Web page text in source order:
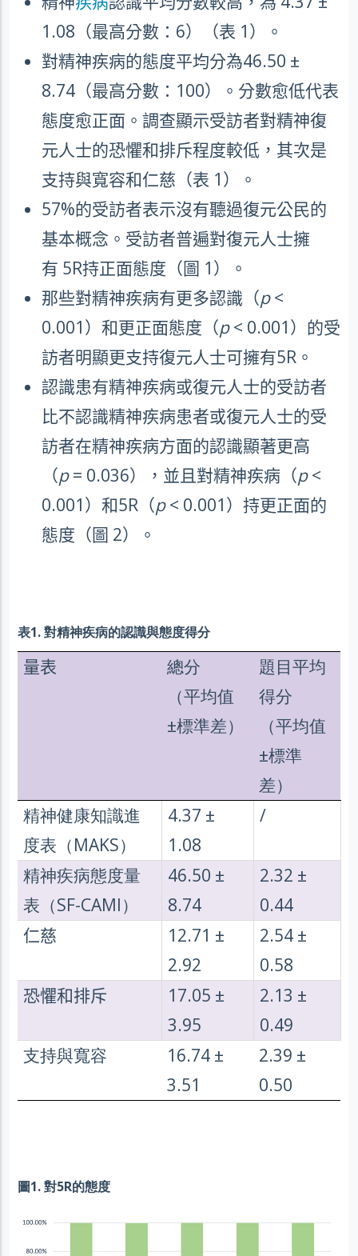
1.08 （最高分數： 6）（表 1）。
對精神疾病的態度平均分為46.50 ±
8.74 （最高分數： 100）。分數愈低代表
態度愈正面。調查顯示受訪者對精神復
元人士的恐懼和排斥程度較低，其次是
支持與寬容和仁慈（表 1）。
57%的受訪者表示沒有聽過復元公民的
基本概念。受訪者普遍對復元人士擁
有 5R持正面態度（圖 1）。
那些對精神疾病有更多認識（p<
0.001）和更正面態度（p< 0.001）的受
訪者明顯更支持復元人士可擁有5R 。
認識患有精神疾病或復元人士的受訪者
比不認識精神疾病患者或復元人士的受
訪者在精神疾病方面的認識顯著更高
（p= 0.036），並且對精神疾病（p<
0.001）和5R （p< 0.001）持更正面的
態度（圖 2）。
表1. 對精神疾病的認識與態度得分
量表
總分
（平均值
±標準差）
題目平均
得分
（平均值
±標準
差）
精神健康知識進
度表（MAKS）
4.37 ±
1.08
/
精神疾病態度量
表（SF-CAMI）
46.50 ±
8.74
2.32 ±
0.44
仁慈
12.71 ±
2.92
2.54 ±
0.58
恐懼和排斥
17.05 ±
3.95
2.13 ±
0.49
支持與寬容
16.74 ±
3.51
2.39 ±
0.50
圖1. 對5R的態度